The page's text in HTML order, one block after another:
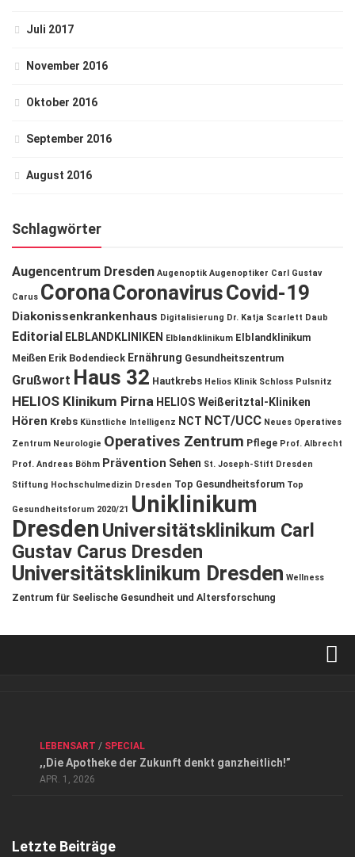
Juli 2017
November 2016
Oktober 2016
September 2016
August 2016
Schlagwörter
Augencentrum Dresden Augenoptik Augenoptiker Carl Gustav
Carus CoronaCoronavirusCovid-19
Diakonissenkrankenhaus Digitalisierung Dr. Katja Scarlett Daub
Editorial ELBLANDKLINIKEN Elblandklinikum Elblandklinikum
Meißen Erik Bodendieck Ernährung Gesundheitszentrum
Grußwort Haus 32 Hautkrebs Helios Klinik Schloss Pulsnitz
HELIOS Klinikum Pirna HELIOS Weißeritztal-Kliniken
Hören Krebs Künstliche Intelligenz NCT NCT/UCC Neues Operatives
Zentrum Neurologie Operatives Zentrum Pflege Prof. Albrecht
Prof. Andreas Böhm Prävention Sehen St. Joseph-Stift Dresden
Stiftung Hochschulmedizin Dresden Top Gesundheitsforum Top
Gesundheitsforum 2020/21 Uniklinikum
DresdenUniversitätsklinikum Carl
Gustav Carus Dresden
Universitätsklinikum Dresden Wellness
Zentrum für Seelische Gesundheit und Altersforschung
Datenschutzerklärung
Top Magazin Dresden / Ostsachsen
LEBENSART / SPECIAL
,,Die Apotheke der Zukunft denkt ganzheitlich!”
APR. 1, 2026
Letzte Beiträge